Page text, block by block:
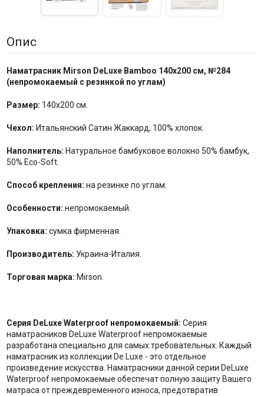
Опис
Наматрасник Mirson DeLuxe Bamboo 140x200 см, №284
(непромокаемый с резинкой по углам)
Размер: 140x200 см.
Чехол: Итальянский Сатин Жаккард, 100% хлопок.
Наполнитель: Натуральное бамбуковое волокно 50% бамбук,
50% Eco-Soft.
Способ крепления: на резинке по углам.
Особенности: непромокаемый.
Упаковка: сумка фирменная.
Производитель: Украина-Италия.
Торговая марка: Mirson.
Серия DeLuxe Waterproof непромокаемый: Серия
наматрасников DeLuxe Waterproof непромокаемые
разработана специально для самых требовательных. Каждый
наматрасник из коллекции De Luxe - это отдельное
произведение искусства. Наматрасники данной серии DeLuxe
Waterproof непромокаемые обеспечат полную защиту Вашего
матраса от преждевременного износа, предотвратив